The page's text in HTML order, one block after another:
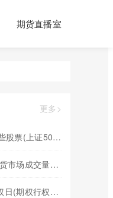
期货直播室
更多>
上证50指数包括哪些股票(上证50指数包含哪些股票)
期货市场成交量(期货市场成交量萎缩)
期权的到期日和行权日(期权行权日到期虚值期权都将清零)